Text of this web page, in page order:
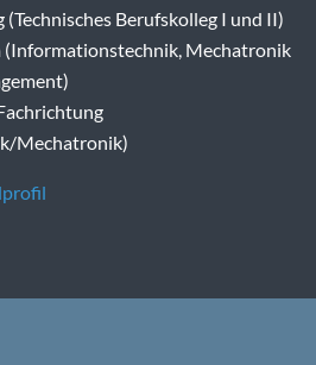
(Technisches Berufskolleg I und II)
(Informationstechnik, Mechatronik
Mechatronik)